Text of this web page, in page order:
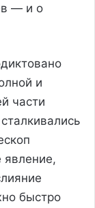
— и о
и
части
явление,
быстро